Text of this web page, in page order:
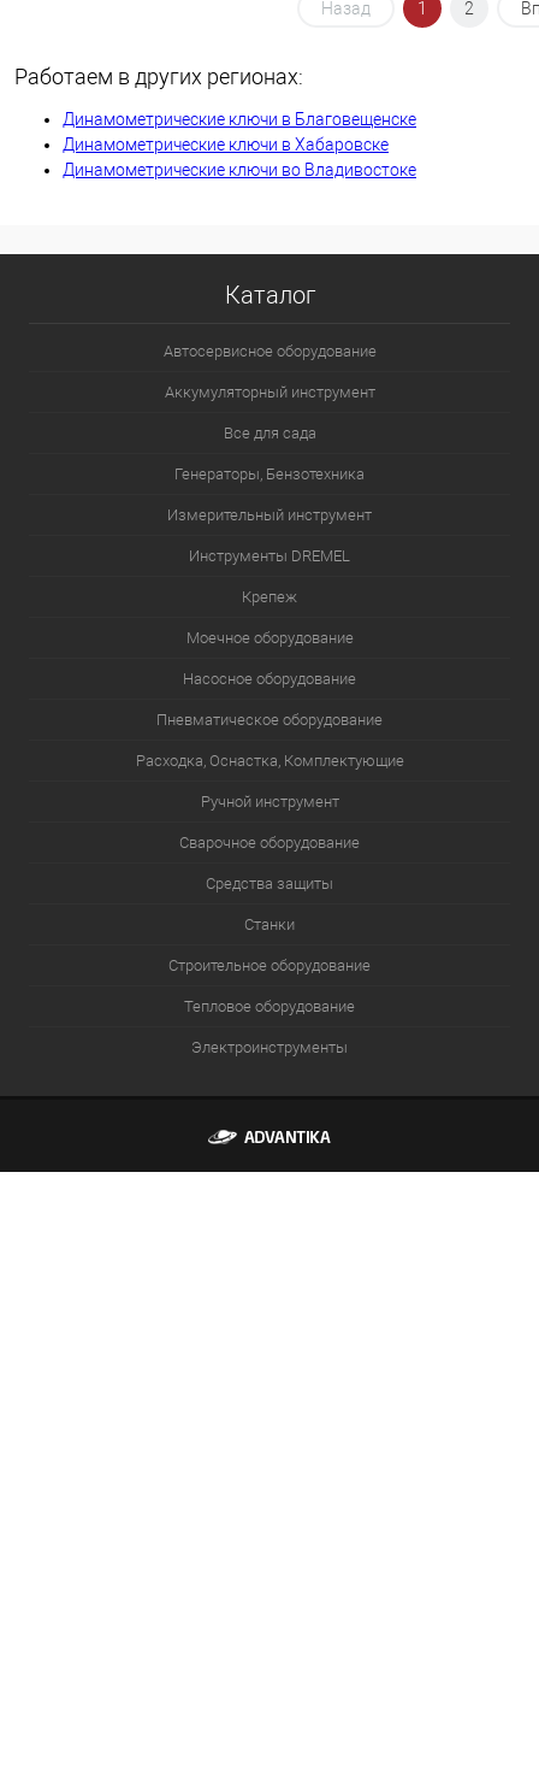
Назад 1 2
Работаем в других регионах:
Динамометрические ключи в Благовещенске
Динамометрические ключи в Хабаровске
Динамометрические ключи во Владивостоке
Каталог
Автосервисное оборудование
Аккумуляторный инструмент
Все для сада
Генераторы, Бензотехника
Измерительный инструмент
Инструменты DREMEL
Крепеж
Моечное оборудование
Насосное оборудование
Пневматическое оборудование
Расходка, Оснастка, Комплектующие
Ручной инструмент
Сварочное оборудование
Средства защиты
Станки
Строительное оборудование
Тепловое оборудование
Электроинструменты